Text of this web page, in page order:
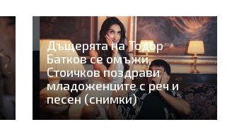
Дъщерята на Тодор
Батков се омъжи,
Стоичков поздрави
младоженците с реч и
песен (снимки)